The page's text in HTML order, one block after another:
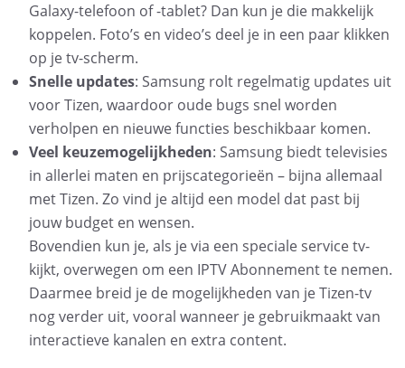
Galaxy-telefoon of -tablet? Dan kun je die makkelijk
koppelen. Foto’s en video’s deel je in een paar klikken
op je tv-scherm.
Snelle updates: Samsung rolt regelmatig updates uit
voor Tizen, waardoor oude bugs snel worden
verholpen en nieuwe functies beschikbaar komen.
Veel keuzemogelijkheden: Samsung biedt televisies
in allerlei maten en prijscategorieën – bijna allemaal
met Tizen. Zo vind je altijd een model dat past bij
jouw budget en wensen.
Bovendien kun je, als je via een speciale service tv-
kijkt, overwegen om een IPTV Abonnement te nemen.
Daarmee breid je de mogelijkheden van je Tizen-tv
nog verder uit, vooral wanneer je gebruikmaakt van
interactieve kanalen en extra content.